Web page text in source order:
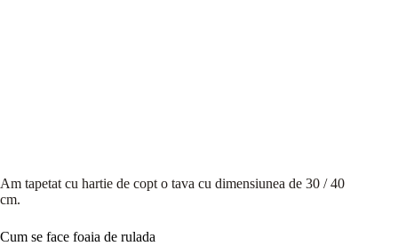
Am tapetat cu hartie de copt o tava cu dimensiunea de 30 / 40
cm.
Cum se face foaia de rulada